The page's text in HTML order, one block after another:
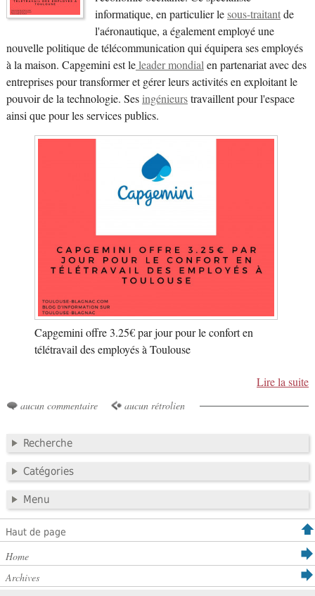
informatique, en particulier lesous-traitantde
l'aéronautique, a également employé une
nouvelle politique de télécommunication qui équipera ses employés
à la maison. Capgemini est leleader mondialen partenariat avec des
entreprises pour transformer et gérer leurs activités en exploitant le
pouvoir de la technologie. Sesingénieurstravaillent pour l'espace
ainsi que pour les services publics.
Capgemini offre 3.25€ par jour pour le confort en
télétravail des employés à Toulouse
Lire la suite
aucun commentaire aucun rétrolien
Recherche
Catégories
Menu
Haut de page
Home
Archives